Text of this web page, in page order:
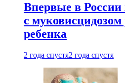
Впервые в
с муковисцидозом
ребенка
2 года спустя2 года спустя